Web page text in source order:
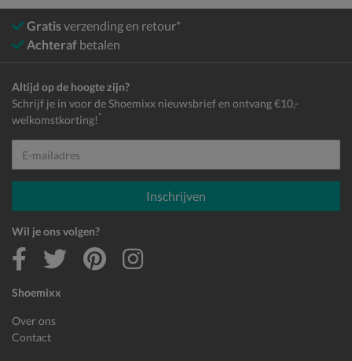
Gratisverzending en retour*
Achteraf betalen
Shoemixx
Over ons
Contact
Altijd op de hoogte zijn?
Schrijf je in voor de Shoemixx nieuwsbrief en ontvang €10,-
welkomstkorting! *
E-mailadres
Inschrijven
Wil je ons volgen?